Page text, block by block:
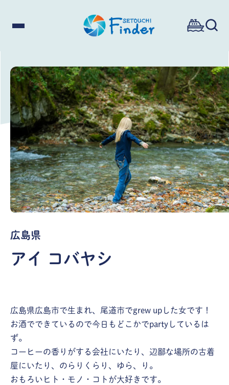
広島県
アイ コバヤシ
広島県広島市で生まれ、尾道市でgrew upした女です！
お酒でできているので今日もどこかでpartyしているは
ず。
コーヒーの香りがする会社にいたり、辺鄙な場所の古着
屋にいたり、のらりくらり、ゆら、り。
おもろいヒト・モノ・コトが大好きです。